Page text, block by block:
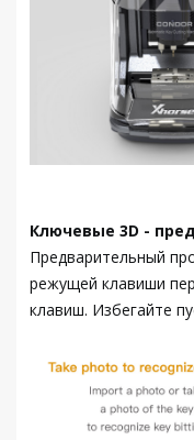
Ключевые 3D -
Предварительный
режущей клавиши
клавиш. Избегайте